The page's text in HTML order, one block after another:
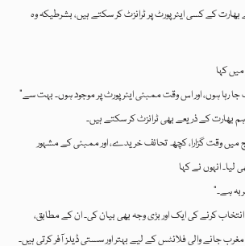
کے کسی ایئرپورٹ پر ٹرانزٹ کر سکتے ہیں، بشرطیکہ وہ
میں کہا
“میں سنگاپور سے سعودی عرب جا رہا ہوں، اور اس وقت ممبئی ایئرپورٹ پر موجود ہوں۔ بہت سے
میں وقت گزارا، کچھ تحائف خریدے، اور ممبئی کے مشہور
کرنے کی ایک اور بڑی وجہ بھی بیان کی۔ ان کے مطابق،
مغرب جانے والی فلائٹس کے لیے بہتر اور سستی ڈیلز آفر کرتی ہیں۔